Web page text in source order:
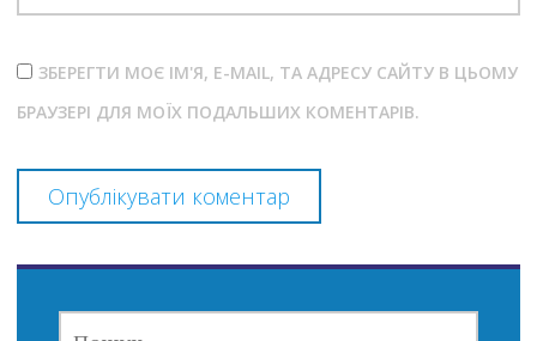
ЗБЕРЕГТИ МОЄ ІМ'Я, E-MAIL, ТА АДРЕСУ САЙТУ В ЦЬОМУ
БРАУЗЕРІ ДЛЯ МОЇХ ПОДАЛЬШИХ КОМЕНТАРІВ.